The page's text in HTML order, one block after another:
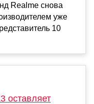
Realme снова
уже
10
оставляет